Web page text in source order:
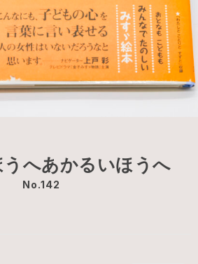
へあかるいほうへ
No.142